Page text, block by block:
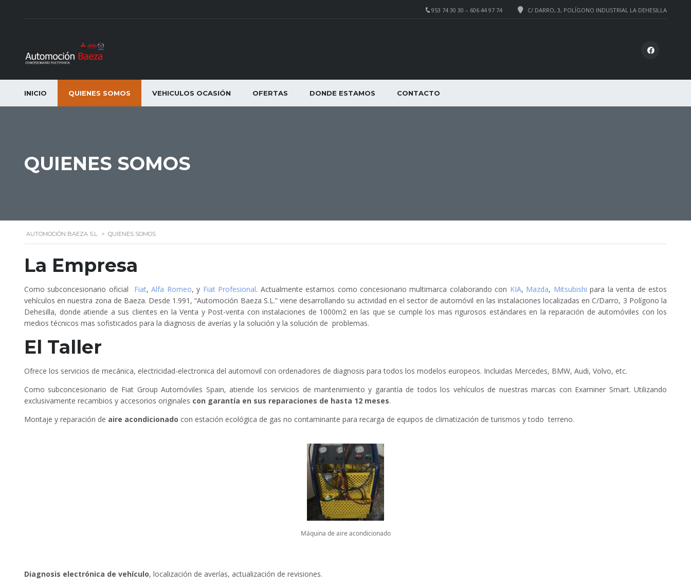
C/ DARRO, 3, POLÍGONO INDUSTRIAL LA DEHESILLA
953 74 30 30 – 606 44 97 74
INICIO QUIENES SOMOS VEHICULOS OCASIÓN OFERTAS DONDE ESTAMOS CONTACTO
QUIENES SOMOS
AUTOMOCIÓN BAEZA S.L. > QUIENES SOMOS
La Empresa
Como subconcesionario oficial Fiat,Alfa Romeo, y Fiat Profesional. Actualmente estamos como concesionario multimarca colaborando con KIA, Mazda, Mitsubishi para la venta de estos
vehículos en nuestra zona de Baeza. Desde 1.991, “Automoción Baeza S.L.” viene desarrollando su actividad en el sector de automóvil en las instalaciones localizadas en C/Darro, 3 Polígono la
Dehesilla, donde atiende a sus clientes en la Venta y Post-venta con instalaciones de 1000m2 en las que se cumple los mas rigurosos estándares en la reparación de automóviles con los
medios técnicos mas sofisticados para la diagnosis de averías y la solución y la solución de problemas.
El Taller
Ofrece los servicios de mecánica, electricidad-electronica del automovil con ordenadores de diagnosis para todos los modelos europeos. Incluidas Mercedes, BMW, Audi, Volvo, etc.
Como subconcesionario de Fiat Group Automóviles Spain, atiende los servicios de mantenimiento y garantía de todos los vehículos de nuestras marcas con Examiner Smart. Utilizando
exclusivamente recambios y accesorios originales con garantía en sus reparaciones de hasta 12 meses.
Montaje y reparación de aire acondicionado con estación ecológica de gas no contaminante para recarga de equipos de climatización de turismos y todo terreno.
Máquina de aire acondicionado
Diagnosis electrónica de vehículo, localización de averías, actualización de revisiones.